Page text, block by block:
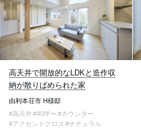
高天井で開放的なLDKと造作収
納が散りばめられた家
由利本荘市 H様邸
#高天井 #40坪〜 #カウンター
#アクセントクロス #ナチュラル